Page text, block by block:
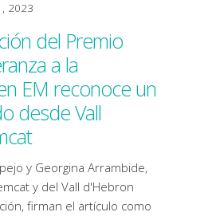
2023
del Premio
a la
EM reconoce un
desde Vall
y Georgina Arrambide,
y del Vall d'Hebron
firman el artículo como